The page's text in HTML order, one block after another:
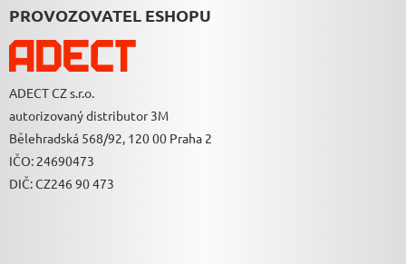
Í
Ý
APROVOZOVATEL ESHOPU
ADECT CZ s.r.o.
autorizovaný distributor 3M
Bělehradská 568/92, 120 00 Praha 2
IČO: 24690473
DIČ: CZ246 90 473